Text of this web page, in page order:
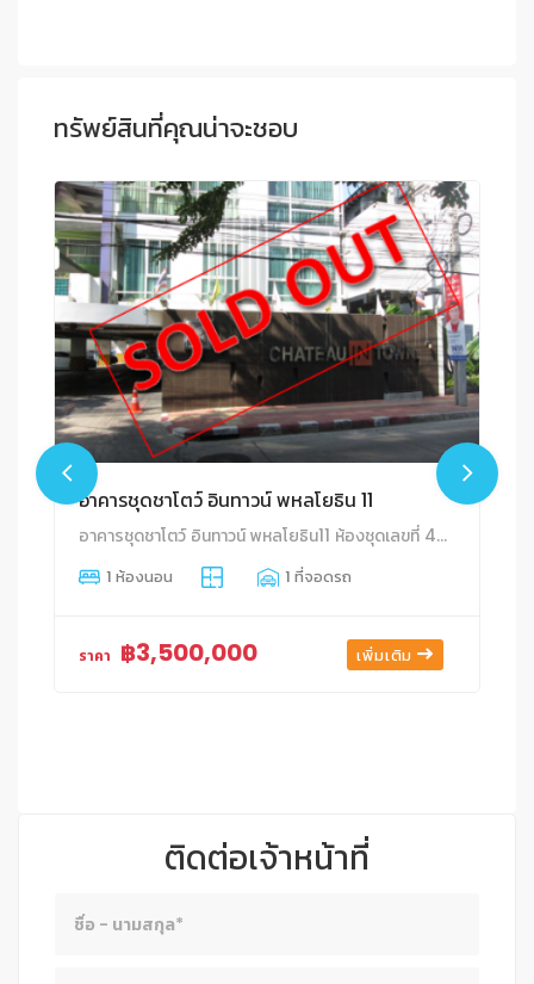
ทรัพย์สินที่คุณน่าจะชอบ
อาคารชุดชาโตว์ อินทาวน์ พหลโยธิน 11
อาคารชุดชาโตว์ อินทาวน์ พหลโยธิน11 ห้องชุดเลขที่ 44/39 ชั้นที่ 5 อาคาร 44 สามเสนใน ดุสิต กรุงเทพมหานคร
1 ห้องนอน 1 ที่จอดรถ
ราคา ฿3,500,000 เพิ่มเติม
ติดต่อเจ้าหน้าที่